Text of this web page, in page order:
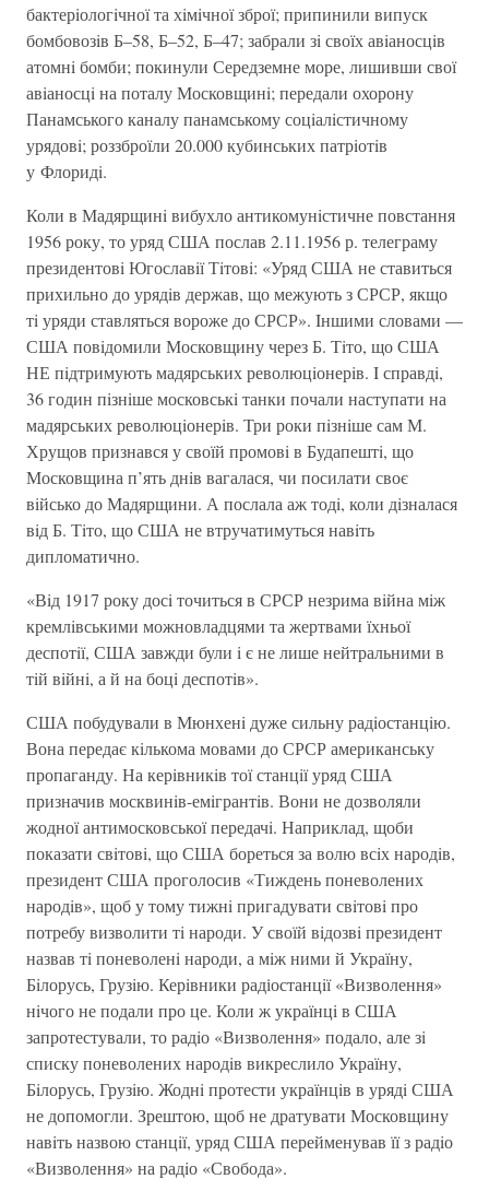
бактерiологiчної та хiмiчної зброї; припинили випуск
бомбовозiв Б–58, Б–52, Б–47; забрали зi своїх авiаносцiв
атомнi бомби; покинули Середземне море, лишивши свої
авiаносцi на поталу Московщинi; передали охорону
Панамського каналу панамському соцiалiстичному
урядовi; роззброїли 20.000 кубинських патрiотiв
у Флоридi.
Коли в Мадярщинi вибухло антикомунiстичне повстання
1956 року, то уряд США послав 2.11.1956 р. телеграму
президентовi Югославiї Тiтовi: «Уряд США не ставиться
прихильно до урядiв держав, що межують з СРСР, якщо
тi уряди ставляться вороже до СРСР». Iншими словами —
США повiдомили Московщину через Б. Тiто, що США
НЕ пiдтримують мадярських революцiонерiв. I справдi,
36 годин пiзнiше московськi танки почали наступати на
мадярських революцiонерiв. Три роки пiзнiше сам М.
Хрущов признався у своїй промовi в Будапештi, що
Московщина п’ять днiв вагалася, чи посилати своє
вiйсько до Мадярщини. А послала аж тодi, коли дiзналася
вiд Б. Тiто, що США не втручатимуться навiть
дипломатично.
«Вiд 1917 року досi точиться в СРСР незрима вiйна мiж
кремлiвськими можновладцями та жертвами їхньої
деспотiї, США завжди були i є не лише нейтральними в
тiй вiйнi, а й на боцi деспотiв».
США побудували в Мюнхенi дуже сильну радiостанцiю.
Вона передає кiлькома мовами до СРСР американську
пропаганду. На керiвникiв тої станцiї уряд США
призначив москвинiв-емiгрантiв. Вони не дозволяли
жодної антимосковської передачi. Наприклад, щоби
показати свiтовi, що США бореться за волю всiх народiв,
президент США проголосив «Тиждень поневолених
народiв», щоб у тому тижнi пригадувати свiтовi про
потребу визволити тi народи. У своїй вiдозвi президент
назвав тi поневоленi народи, а мiж ними й Україну,
Бiлорусь, Грузiю. Керiвники радіостанцiї «Визволення»
нiчого не подали про це. Коли ж українцi в США
запротестували, то радiо «Визволення» подало, але зi
списку поневолених народiв викреслило Україну,
Бiлорусь, Грузiю. Жоднi протести українцiв в урядi США
не допомогли. Зрештою, щоб не дратувати Московщину
навiть назвою станцiї, уряд США перейменував її з радiо
«Визволення» на радiо «Свобода».